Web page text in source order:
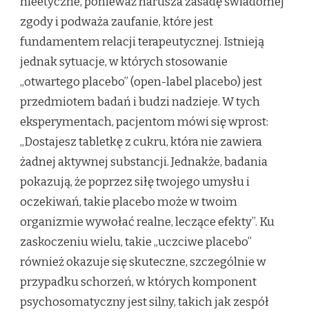
zgody i podważa zaufanie, które jest
fundamentem relacji terapeutycznej. Istnieją
jednak sytuacje, w których stosowanie
„otwartego placebo” (open-label placebo) jest
przedmiotem badań i budzi nadzieje. W tych
eksperymentach, pacjentom mówi się wprost:
„Dostajesz tabletkę z cukru, która nie zawiera
żadnej aktywnej substancji. Jednakże, badania
pokazują, że poprzez siłę twojego umysłu i
oczekiwań, takie placebo może w twoim
organizmie wywołać realne, leczące efekty”. Ku
zaskoczeniu wielu, takie „uczciwe placebo”
również okazuje się skuteczne, szczególnie w
przypadku schorzeń, w których komponent
psychosomatyczny jest silny, takich jak zespół